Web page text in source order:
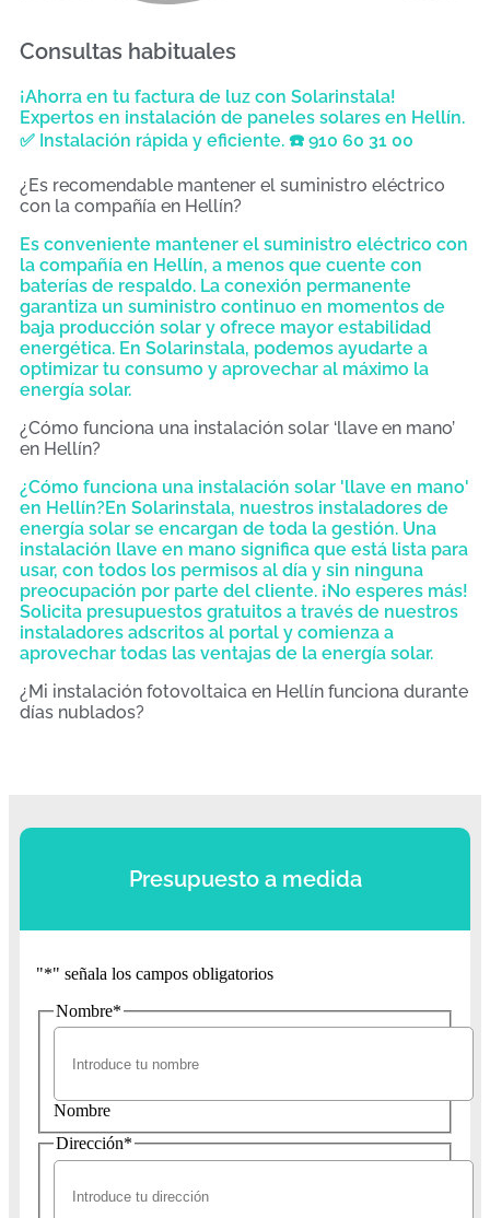
Consultas habituales
¡Ahorra en tu factura de luz con Solarinstala!
Expertos en instalación de paneles solares en Hellín.
✅ Instalación rápida y eficiente. ☎️ 910 60 31 00
¿Es recomendable mantener el suministro eléctrico
con la compañía en Hellín?
Es conveniente mantener el suministro eléctrico con
la compañía en Hellín, a menos que cuente con
baterías de respaldo. La conexión permanente
garantiza un suministro continuo en momentos de
baja producción solar y ofrece mayor estabilidad
energética. En Solarinstala, podemos ayudarte a
optimizar tu consumo y aprovechar al máximo la
energía solar.
¿Cómo funciona una instalación solar ‘llave en mano’
en Hellín?
¿Cómo funciona una instalación solar 'llave en mano'
en Hellín?En Solarinstala, nuestros instaladores de
energía solar se encargan de toda la gestión. Una
instalación llave en mano significa que está lista para
usar, con todos los permisos al día y sin ninguna
preocupación por parte del cliente. ¡No esperes más!
Solicita presupuestos gratuitos a través de nuestros
instaladores adscritos al portal y comienza a
aprovechar todas las ventajas de la energía solar.
¿Mi instalación fotovoltaica en Hellín funciona durante
días nublados?
Presupuesto a medida
"*" señala los campos obligatorios
Nombre*
Nombre
Dirección*